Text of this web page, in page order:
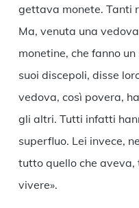
gettava monete. Tanti
Ma, venuta una
monetine, che fanno
suoi discepoli, disse
vedova, così povera,
gli altri. Tutti infatti
superfluo. Lei invece,
tutto quello che
vivere».